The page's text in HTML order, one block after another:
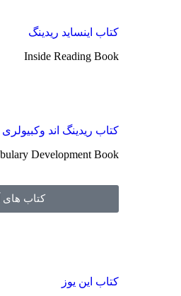
کتاب اینساید ریدینگ
Inside Reading Book
کتاب ریدینگ اند
Development Book
کتاب
کتاب این یوز